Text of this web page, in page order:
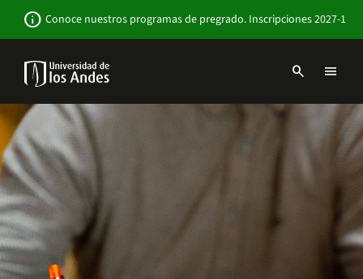
contenido
info Conoce nuestros programas de pregrado. Inscripciones 2027-1
Navbar
search menu